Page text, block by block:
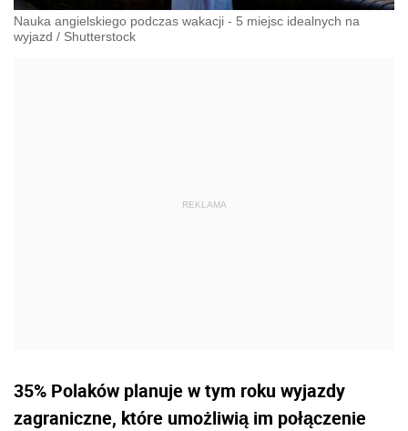
Nauka angielskiego podczas wakacji - 5 miejsc idealnych na
wyjazd / Shutterstock
35% Polaków planuje w tym roku wyjazdy
zagraniczne, które umożliwią im połączenie